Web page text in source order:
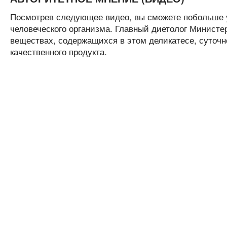
Посмотрев следующее видео, вы сможете побольше
человеческого организма. Главный диетолог
веществах, содержащихся в этом деликатесе,
качественного продукта.